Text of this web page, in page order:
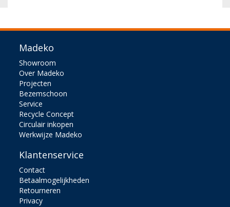
Madeko
Showroom
Over Madeko
Projecten
Bezemschoon
Service
Recycle Concept
Circulair inkopen
Werkwijze Madeko
Klantenservice
Contact
Betaalmogelijkheden
Retourneren
Privacy